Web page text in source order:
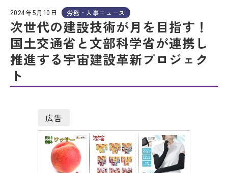
2024年5月10日 労務・人事ニュース
次世代の建設技術が月を目指す！
国土交通省と文部科学省が連携し
推進する宇宙建設革新プロジェク
ト
広告